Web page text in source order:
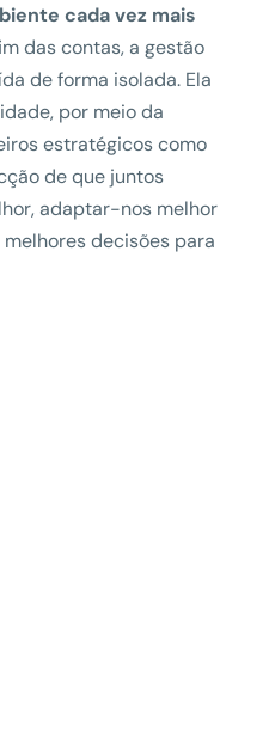
cada vez mais
das contas, a gestão
de forma isolada. Ela
por meio da
estratégicos como
de que juntos
adaptar-nos melhor
decisões para